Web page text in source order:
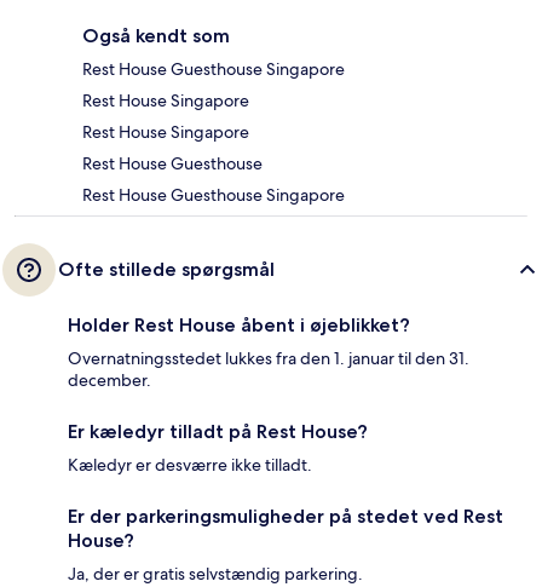
Også kendt som
Rest House Guesthouse Singapore
Rest House Singapore
Rest House Singapore
Rest House Guesthouse
Rest House Guesthouse Singapore
Ofte stillede spørgsmål
Holder Rest House åbent i øjeblikket?
Overnatningsstedet lukkes fra den 1. januar til den 31.
december.
Er kæledyr tilladt på Rest House?
Kæledyr er desværre ikke tilladt.
Er der parkeringsmuligheder på stedet ved Rest
House?
Ja, der er gratis selvstændig parkering.